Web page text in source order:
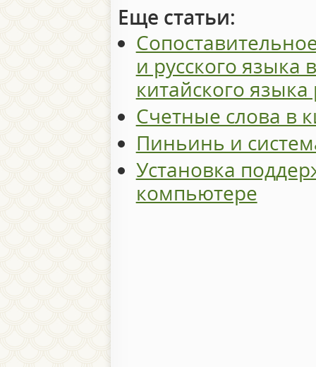
Еще статьи:
и русского языка
китайского
Счетные слова в
Пиньинь и
Установка
компьютере